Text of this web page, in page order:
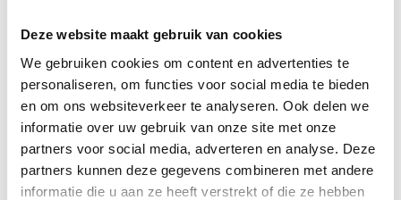
Deze website maakt gebruik van cookies
We gebruiken cookies om content en advertenties te
personaliseren, om functies voor social media te bieden
en om ons websiteverkeer te analyseren. Ook delen we
informatie over uw gebruik van onze site met onze
partners voor social media, adverteren en analyse. Deze
partners kunnen deze gegevens combineren met andere
informatie die u aan ze heeft verstrekt of die ze hebben
Voertuig aanvraag
Voornaam*